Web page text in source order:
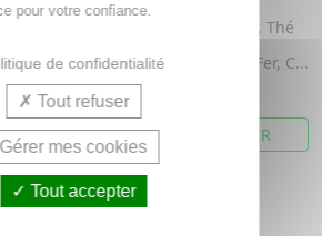
Magnésium, Poivre noir, Thé
Vitamine b4, Café vert, Fer, C...
23,94€
AJOUTER AU PANIER
pour votre confiance.
de confidentialité
Tout refuser
Gérer mes cookies
Tout accepter